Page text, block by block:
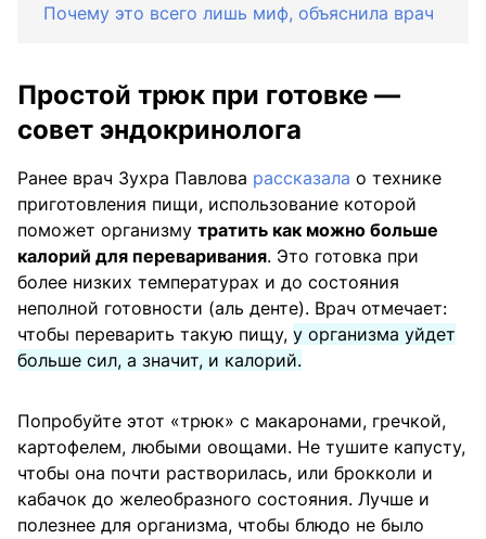
Почему это всего лишь миф, объяснила врач
Простой трюк при готовке —
совет эндокринолога
Ранее врач Зухра Павлова рассказала о технике
приготовления пищи, использование которой
поможет организму тратить как можно больше
калорий для переваривания. Это готовка при
более низких температурах и до состояния
неполной готовности (аль денте). Врач отмечает:
чтобы переварить такую пищу, у организма уйдет
больше сил, а значит, и калорий.
Попробуйте этот «трюк» с макаронами, гречкой,
картофелем, любыми овощами. Не тушите капусту,
чтобы она почти растворилась, или брокколи и
кабачок до желеобразного состояния. Лучше и
полезнее для организма, чтобы блюдо не было